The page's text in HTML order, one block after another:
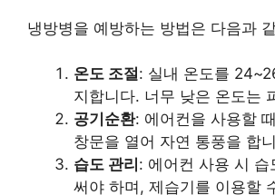
냉방병을 예방하는 방법은 다음과
온도 조절: 실내 온도를
지합니다. 너무 낮은 온도는
공기순환: 에어컨을 사용할
창문을 열어 자연 통풍을 합
습도 관리 : 에어컨 사용 시 습
써야 하며, 제습기를 이용할